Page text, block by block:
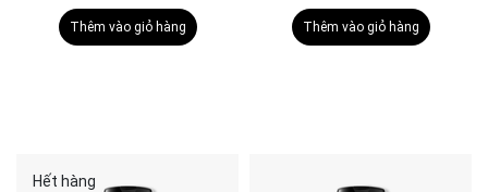
Thêm vào giỏ hàng Thêm vào giỏ hàng
Hết hàng